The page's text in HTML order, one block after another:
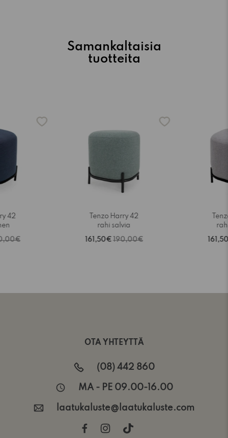
Samankaltaisia
tuotteita
42
Tenzo Harry 42
rahi salvia
161,50€ 190,00€
OTA YHTEYTTÄ
(08) 442 860
MA - PE 09.00-16.00
laatukaluste@laatukaluste.com